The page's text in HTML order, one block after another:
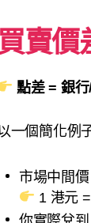
買賣價
點差 = 銀
一個簡化例
市場中間價
1 港元